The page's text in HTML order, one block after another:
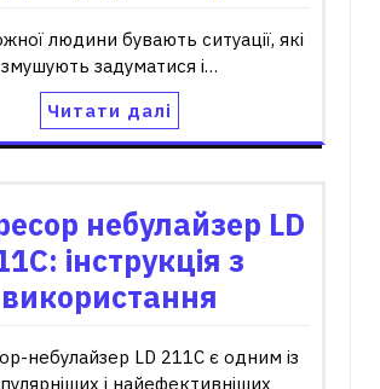
людини бувають ситуації, які
змушують задуматися і…
Читати далі
небулайзер LD
інструкція з
використання
небулайзер LD 211C є одним із
і найефективніших